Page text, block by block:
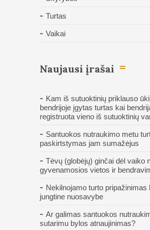
Turtas
Vaikai
Naujausi įrašai
Kam iš sutuoktinių priklauso
bendrijoje įgytas turtas kai
registruota vieno iš sutuoktinių
Santuokos nutraukimo metu
paskirtstymas jam sumažėjus
Tėvų (globėjų) ginčai dėl vaiko
gyvenamosios vietos ir
Nekilnojamo turto pripažinimas
jungtine nuosavybe
Ar galimas santuokos
sutarimu bylos atnaujinimas?